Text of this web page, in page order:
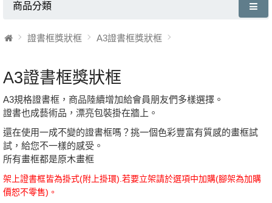
商品分類
證書框獎狀框 A3證書框獎狀框
A3證書框獎狀框
A3規格證書框，商品陸續增加給會員朋友們多樣選擇。
證書也成藝術品，漂亮包裝掛在牆上。
還在使用一成不變的證書框嗎？挑一個色彩豐富有質感的畫框試
試，給您不一樣的感受。
所有畫框都是原木畫框
架上證書框皆為掛式(附上掛環).若要立架請於選項中加購(腳架為加購
價恕不零售) 。